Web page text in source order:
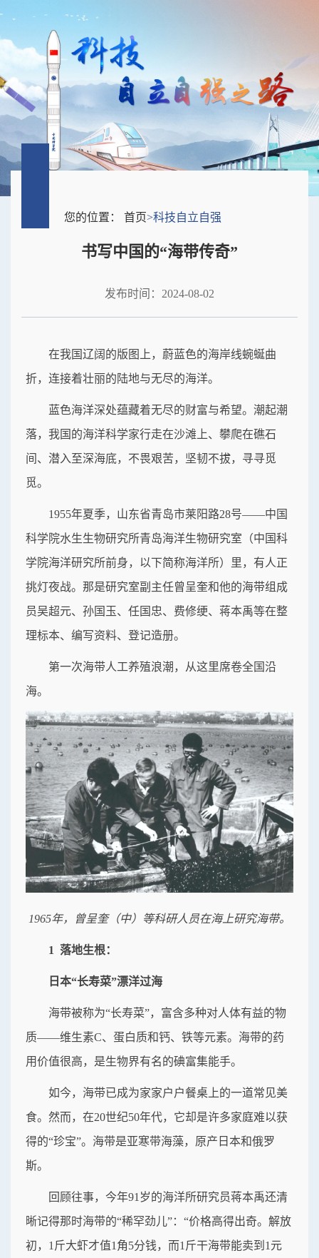
您的位置： 首页>科技自立自强
书写中国的“海带传奇”
发布时间：2024-08-02
在我国辽阔的版图上，蔚蓝色的海岸线蜿蜒曲
折，连接着壮丽的陆地与无尽的海洋。
蓝色海洋深处蕴藏着无尽的财富与希望。潮起潮
落，我国的海洋科学家行走在沙滩上、攀爬在礁石
间、潜入至深海底，不畏艰苦，坚韧不拔，寻寻觅
觅。
1955年夏季，山东省青岛市莱阳路28号——中国
科学院水生生物研究所青岛海洋生物研究室（中国科
学院海洋研究所前身，以下简称海洋所）里，有人正
挑灯夜战。那是研究室副主任曾呈奎和他的海带组成
员吴超元、孙国玉、任国忠、费修绠、蒋本禹等在整
理标本、编写资料、登记造册。
第一次海带人工养殖浪潮，从这里席卷全国沿
海。
1965年，曾呈奎（中）等科研人员在海上研究海带。
1 落地生根：
日本“长寿菜”漂洋过海
海带被称为“长寿菜”，富含多种对人体有益的物
质——维生素C、蛋白质和钙、铁等元素。海带的药
用价值很高，是生物界有名的碘富集能手。
如今，海带已成为家家户户餐桌上的一道常见美
食。然而，在20世纪50年代，它却是许多家庭难以获
得的“珍宝”。海带是亚寒带海藻，原产日本和俄罗
斯。
回顾往事，今年91岁的海洋所研究员蒋本禹还清
晰记得那时海带的“稀罕劲儿”：“价格高得出奇。解放
初，1斤大虾才值1角5分钱，而1斤干海带能卖到1元